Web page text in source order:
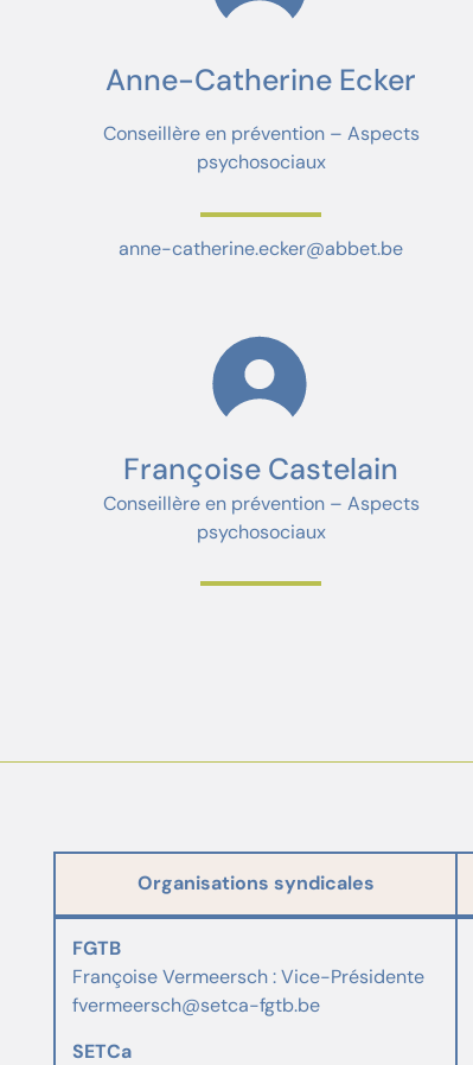
Anne-Catherine Ecker
Conseillère en prévention – Aspects
psychosociaux
anne-catherine.ecker@abbet.be
Françoise Castelain
Conseillère en prévention – Aspects
psychosociaux
Organisations syndicales
FGTB
Françoise Vermeersch : Vice-Présidente
fvermeersch@setca-fgtb.be
SETCa